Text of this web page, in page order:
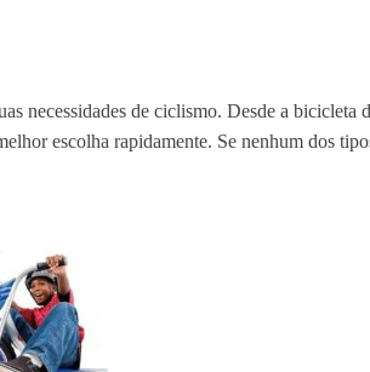
necessidades de ciclismo. Desde a bicicleta
escolha rapidamente. Se nenhum dos